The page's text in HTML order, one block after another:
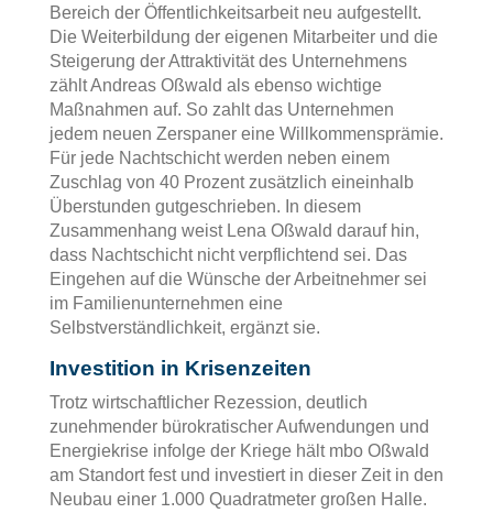
Bereich der Öffentlichkeitsarbeit neu aufgestellt.
Die Weiterbildung der eigenen Mitarbeiter und die
Steigerung der Attraktivität des Unternehmens
zählt Andreas Oßwald als ebenso wichtige
Maßnahmen auf. So zahlt das Unternehmen
jedem neuen Zerspaner eine Willkommensprämie.
Für jede Nachtschicht werden neben einem
Zuschlag von 40 Prozent zusätzlich eineinhalb
Überstunden gutgeschrieben. In diesem
Zusammenhang weist Lena Oßwald darauf hin,
dass Nachtschicht nicht verpflichtend sei. Das
Eingehen auf die Wünsche der Arbeitnehmer sei
im Familienunternehmen eine
Selbstverständlichkeit, ergänzt sie.
Investition in Krisenzeiten
Trotz wirtschaftlicher Rezession, deutlich
zunehmender bürokratischer Aufwendungen und
Energiekrise infolge der Kriege hält mbo Oßwald
am Standort fest und investiert in dieser Zeit in den
Neubau einer 1.000 Quadratmeter großen Halle.